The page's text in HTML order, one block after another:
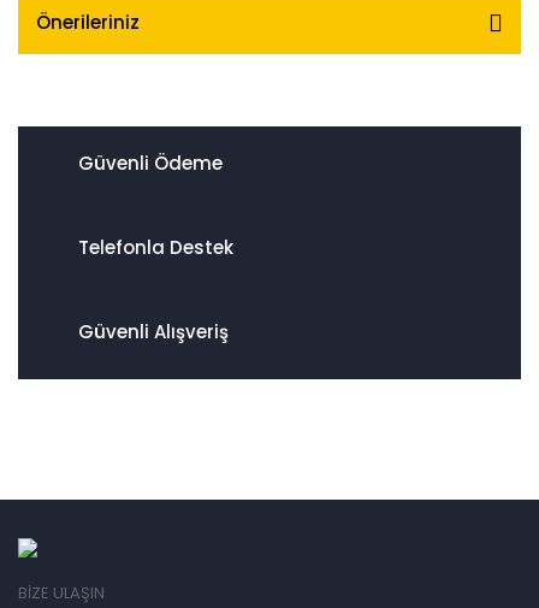
Önerileriniz
Güvenli Ödeme
Telefonla Destek
Güvenli Alışveriş
BİZE ULAŞIN